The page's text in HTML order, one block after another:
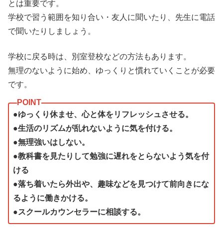
とは重要です。
学校で習う範囲を知り合い・友人に聞いたり、先生に電話
で聞いたりしましょう。
学校に戻る時は、別室登校などの方法もあります。
無理のないように始め、ゆっくりと慣れていくことが必要
です。
●ゆっくり休ませ、心と体をリフレッシュさせる。
●生活のリズムが乱れないように気を付ける。
●無理強いはしない。
●教科書を見たりして勉強に遅れをとらないよう気を付
ける
●落ち着いたら外出や、趣味などを見つけて前向きにな
るように働きかける。
●スクールカウンセラーに相談する。